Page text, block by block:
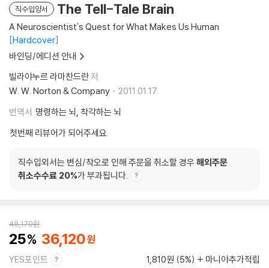
직수입양서 The Tell-Tale Brain
A Neuroscientist's Quest for What Makes Us Human
Hardcover
바인딩/에디션 안내
빌라야누르 라마찬드란저
W. W. Norton & Company
2011.01.17.
번역서 명령하는 뇌, 착각하는 뇌
첫번째 리뷰어가 되어주세요
직수입외서는 변심/착오로 인해 주문을 취소할 경우 해외주문
취소수수료 20%가 부과됩니다.
48,170원
25 36,120
YES포인트 1,810원 (5%) 마니아추가적립